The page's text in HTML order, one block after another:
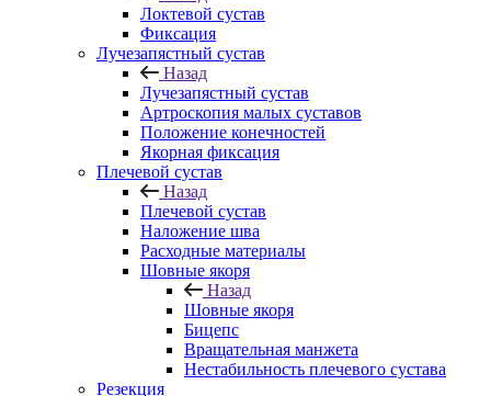
Локтевой сустав
Фиксация
Лучезапястный сустав
Назад
Лучезапястный сустав
Артроскопия малых суставов
Положение конечностей
Якорная фиксация
Плечевой сустав
Назад
Плечевой сустав
Наложение шва
Расходные материалы
Шовные якоря
Назад
Шовные якоря
Бицепс
Вращательная манжета
Нестабильность плечевого сустава
Резекция